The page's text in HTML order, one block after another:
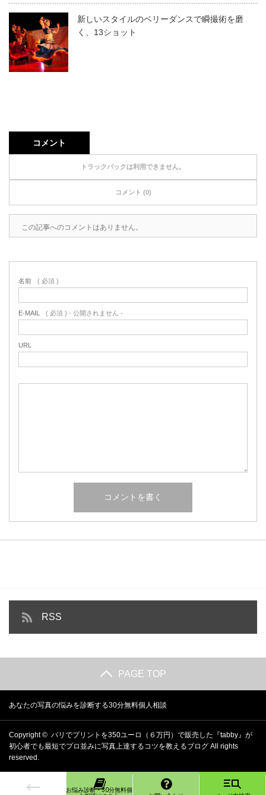
新しいスタイルのベリーダンスで瞬撮術を磨
く、13ショット
コメント
トラックバックは利用できません。
コメント (0)
この記事へのコメントはありません。
名前 ( 必須 )
E-MAIL ( 必須 ) - 公開されません -
URL
RSS
PAGE TOP
あなたの写真の悩みを診断する30分無料個人相談
Copyright © パリでプリントを350ユーロ（６万円）で販売した『tabby』が
初心者でも最短でプロ並みに写真上達するコツを教えるブログ All rights
reserved.